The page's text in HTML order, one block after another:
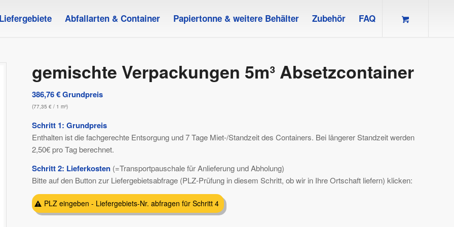
Abfallarten & Container Papiertonne & weitere Behälter Zubehör FAQ
gemischte Verpackungen 5m³ Absetzcontainer
386,76€ Grundpreis
(77,35 €/ 1 m³)
Schritt 1: Grundpreis
Enthalten ist die fachgerechte Entsorgung und 7 Tage Miet-/Standzeit des Containers. Bei längerer Standzeit werden
2,50€ pro Tag berechnet.
Schritt 2: Lieferkosten(=Transportpauschale für Anlieferung und Abholung)
Bitte auf den Button zur Liefergebietsabfrage (PLZ-Prüfung in diesem Schritt, ob wir in Ihre Ortschaft liefern) klicken:
PLZ eingeben - Liefergebiets-Nr. abfragen für Schritt 4